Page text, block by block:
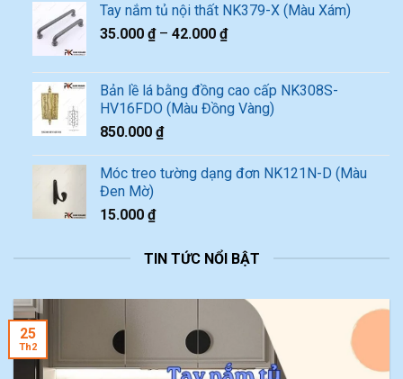
Tay nắm tủ nội thất NK379-X (Màu Xám)
35.000 ₫– 42.000 ₫
Bản lề lá bằng đồng cao cấp NK308S-
HV16FDO (Màu Đồng Vàng)
850.000 ₫
Móc treo tường dạng đơn NK121N-D (Màu
Đen Mờ)
15.000 ₫
TIN TỨC NỔI BẬT
25
Th2